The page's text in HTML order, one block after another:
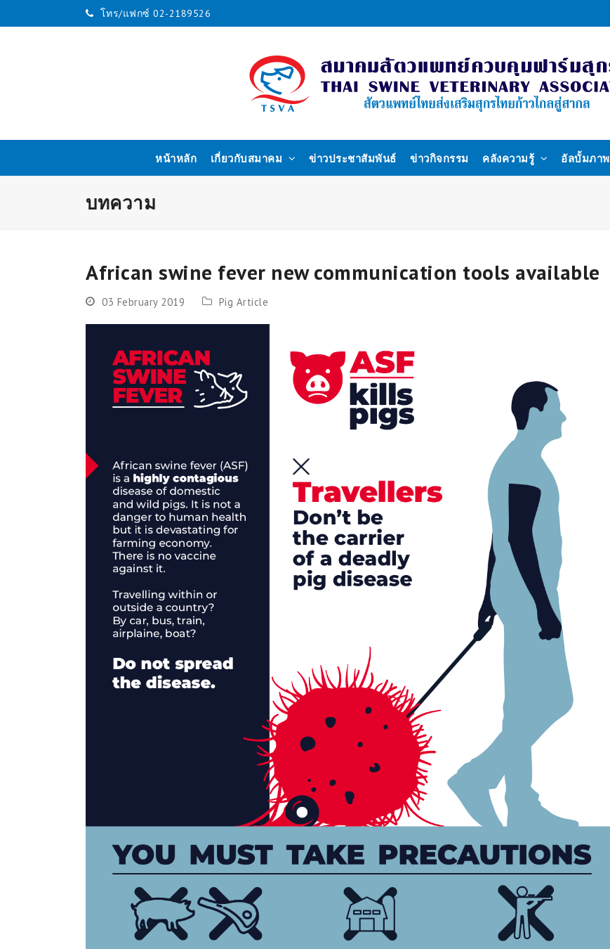
โทร/แฟกซ์ 02-2189526
หน้าหลัก เกี่ยวกับสมาคม ข่าวประชาสัมพันธ์ ข่าวกิจกรรม คลังความรู้ อัลบั้มภาพ
บทความ
African swine fever new communication tools available
03 February 2019 Pig Article